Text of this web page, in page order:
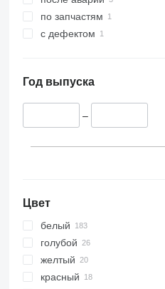
по запчастям
с дефектом
Год выпуска
–
Цвет
белый
голубой
желтый
красный